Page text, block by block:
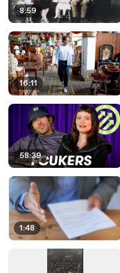
8:59
16:11
58:39
1:48